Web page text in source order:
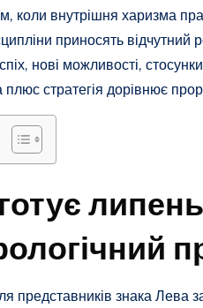
коли внутрішня харизма
приносять
нові можливості,
плюс стратегія дорівнює
представників знака Лева